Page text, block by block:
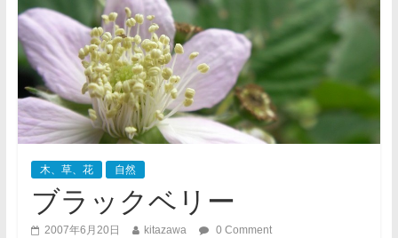
木、草、花 自然
ブラックベリー
2007年6月20日 kitazawa 0 Comment